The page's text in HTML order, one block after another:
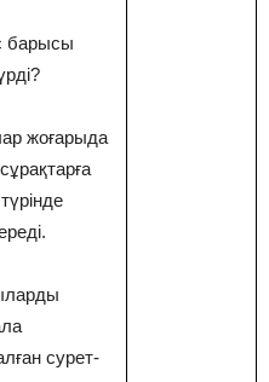
барысы
жоғарыда
сурет-